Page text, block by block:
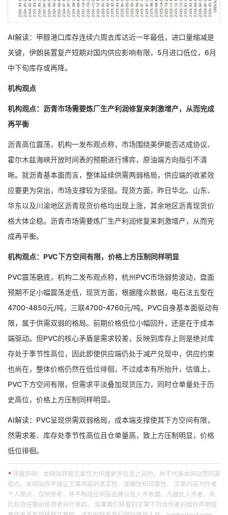
AI解读：甲醇港口库存连续六周去库达近一年最低，进口量缩减是
关键，伊朗装置复产短期对国内供应影响有限，5月进口低位，6月
中下旬库存或再降。
机构观点
机构观点：沥青市场需要炼厂生产利润修复来刺激增产，从而完成
再平衡
沥青高位震荡，机构一发布观点称，市场围绕美伊能否达成协议、
霍尔木兹海峡开放时间表的预期进行博弈，原油端方向指引不清
晰。就沥青基本面而言，整体延续供需两弱格局，供应端的收紧效
应要更为突出，市场支撑较为坚挺。现货方面，昨日华北、山东、
华东以及川渝地区沥青现货价格均出现上涨，其余地区沥青现货价
格大体企稳。沥青市场需要炼厂生产利润修复来刺激增产，从而完
成再平衡。
机构观点：PVC下方空间有限，价格上方压制同样明显
PVC震荡磨底，机构二发布观点称，杭州PVC市场弱势波动，盘面
预期不足小幅震荡走低，现货方面，根据隆众数据，电石法五型在
4700-4850元/吨，三联4700-4760元/吨。PVC自身基本面驱动有
限，属于供需双弱的格局。前期价格低位小幅回升，还是在于成本
端驱动。但PVC的核心矛盾是需求较差，反映到库存上则是绝对库
存处于季节性高位，因此即使供应端仍处于减产兑现中，供应约束
也尚在，整体价格仍然在低位徘徊，不过成本有所抬升，估值上，
PVC下方空间有限，但需求平淡叠加现货压力，同时仓单量处于历
史高位，价格上方压制同样明显。
AI解读：PVC呈现供需双弱格局，成本端支撑使其下方空间有限，
然需求差、库存处季节性高位且仓单量高，致上方压制明显，价格
低位徘徊。
* 转载声明：本网站转载文章仅为传播更多信息之目的，并不代表本网站赞同其
观点，本网站亦不保证文章内容的真实性、准确性和可靠性。 文章内容为作者
个人观点，仅供参考，并不构成任何投资建议及入市依据。凡据此入市者，风
险和责任需由使用者自行承担。 如果我们转载的文章不符合作者的版权声明或